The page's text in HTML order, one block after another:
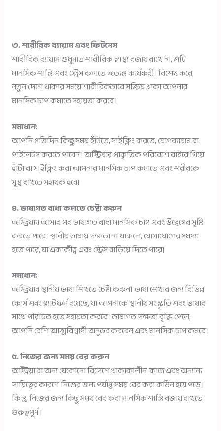
৩. শারীরিক ব্যায়াম এবং ফিটনেস
শারীরিক ব্যায়াম শুধুমাত্র শারীরিক স্বাস্থ্য বজায় রাখে না, এটি
মানসিক শান্তি এবং স্ট্রেস কমাতে অত্যন্ত কার্যকরী। বিশেষ করে,
নতুন দেশে থাকার সময়ে শারীরিকভাবে সক্রিয় থাকা আপনার
মানসিক চাপ কমাতে সহায়তা করবে।
সমাধান:
আপনি প্রতিদিন কিছু সময় হাঁটতে, সাইক্লিং করতে, যোগব্যায়াম বা
পাইলেটস করতে পারেন। অস্ট্রিয়ার প্রাকৃতিক পরিবেশে বাইরে গিয়ে
হাঁটা বা সাইক্লিং করা আপনার মানসিক চাপ কমাতে এবং শরীরকে
সুস্থ রাখতে সহায়ক হবে।
৪. ভাষাগত বাধা কমাতে চেষ্টা করুন
অস্ট্রিয়ায় আসার পর ভাষাগত বাধা মানসিক চাপ এবং উদ্বেগের সৃষ্টি
করতে পারে। স্থানীয় ভাষায় দক্ষতা না থাকলে, যোগাযোগের সমস্যা
হতে পারে, যা একাকীত্ব এবং স্ট্রেস বাড়িয়ে দিতে পারে।
সমাধান:
অস্ট্রিয়ার স্থানীয় ভাষা শিখতে চেষ্টা করুন। ভাষা শেখার জন্য বিভিন্ন
কোর্স এবং প্ল্যাটফর্ম রয়েছে, যা আপনাকে স্থানীয় সংস্কৃতি এবং ভাষার
সাথে পরিচিত হতে সহায়তা করবে। ভাষাগত দক্ষতা বৃদ্ধি পেলে,
আপনি বেশি আত্মবিশ্বাসী অনুভব করবেন এবং মানসিক চাপ কমবে।
৫. নিজের জন্য সময় বের করুন
অস্ট্রিয়া বা অন্য যেকোনো বিদেশে থাকাকালীন, কাজ এবং অন্যান্য
দায়িত্বের কারণে নিজের জন্য পর্যাপ্ত সময় বের করা কঠিন হয়ে পড়ে।
কিন্তু, নিজের জন্য কিছু সময় বের করা মানসিক শান্তি বজায় রাখতে
গুরুত্বপূর্ণ।